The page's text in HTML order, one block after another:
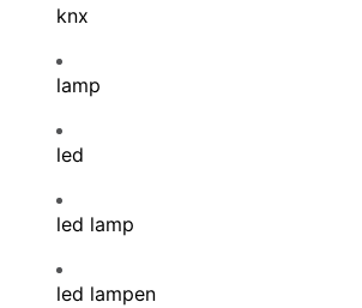
knx
lamp
led
led lamp
led lampen